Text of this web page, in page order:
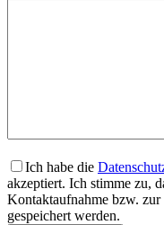
Ich habe die
akzeptiert. Ich stimme zu,
Kontaktaufnahme bzw.
gespeichert werden.